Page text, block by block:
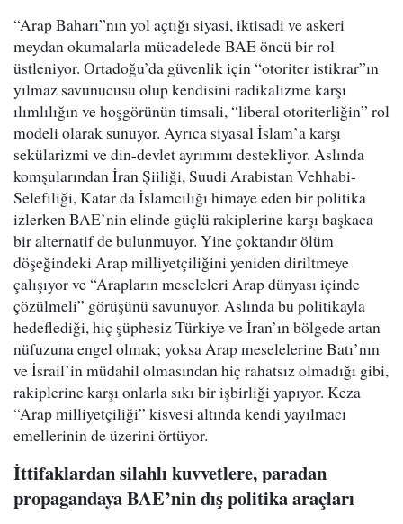
“Arap Baharı”nın yol açtığı siyasi, iktisadi ve askeri
meydan okumalarla mücadelede BAE öncü bir rol
üstleniyor. Ortadoğu’da güvenlik için “otoriter istikrar”ın
yılmaz savunucusu olup kendisini radikalizme karşı
ılımlılığın ve hoşgörünün timsali, “liberal otoriterliğin” rol
modeli olarak sunuyor. Ayrıca siyasal İslam’a karşı
sekülarizmi ve din-devlet ayrımını destekliyor. Aslında
komşularından İran Şiiliği, Suudi Arabistan Vehhabi-
Selefiliği, Katar da İslamcılığı himaye eden bir politika
izlerken BAE’nin elinde güçlü rakiplerine karşı başkaca
bir alternatif de bulunmuyor. Yine çoktandır ölüm
döşeğindeki Arap milliyetçiliğini yeniden diriltmeye
çalışıyor ve “Arapların meseleleri Arap dünyası içinde
çözülmeli” görüşünü savunuyor. Aslında bu politikayla
hedeflediği, hiç şüphesiz Türkiye ve İran’ın bölgede artan
nüfuzuna engel olmak; yoksa Arap meselelerine Batı’nın
ve İsrail’in müdahil olmasından hiç rahatsız olmadığı gibi,
rakiplerine karşı onlarla sıkı bir işbirliği yapıyor. Keza
“Arap milliyetçiliği” kisvesi altında kendi yayılmacı
emellerinin de üzerini örtüyor.
İttifaklardan silahlı kuvvetlere, paradan
propagandaya BAE’nin dış politika araçları